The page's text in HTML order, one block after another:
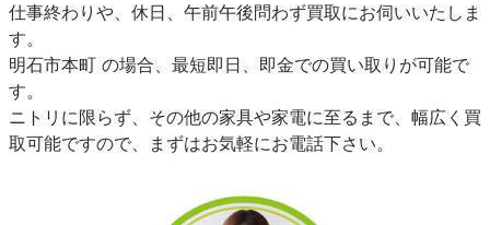
仕事終わりや、休日、午前午後問わず買取にお伺いいたしま
す。
明石市本町 の場合、最短即日、即金での買い取りが可能で
す。
ニトリに限らず、その他の家具や家電に至るまで、幅広く買
取可能ですので、まずはお気軽にお電話下さい。